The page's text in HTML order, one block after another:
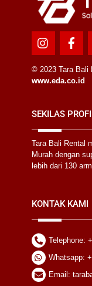
Icon
label
Icon
label
© 2023 Tara Bali
www.eda.co.id
SEKILAS
Tara Bali Rental
Murah dengan
lebih dari 130
KONTAK KAMI
Telephone:
Whatsapp:
Email: